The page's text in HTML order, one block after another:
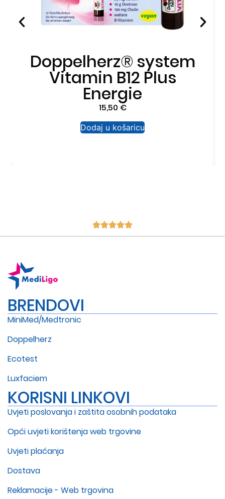
Doppelherz® system
Vitamin B12 Plus
Energie
15,50 €
Dodaj u košaricu
BRENDOVI
MiniMed/Medtronic
Doppelherz
Ecotest
Luxfaciem
KORISNI LINKOVI
Uvjeti poslovanja i zaštita osobnih podataka
Opći uvjeti korištenja web trgovine
Uvjeti plaćanja
Dostava
Reklamacije - Web trgovina